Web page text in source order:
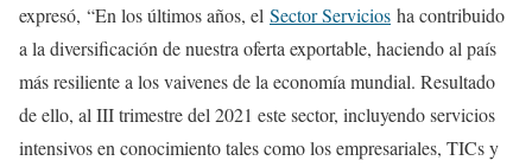
expresó, “En los últimos años, el Sector Servicios ha contribuido
a la diversificación de nuestra oferta exportable, haciendo al país
más resiliente a los vaivenes de la economía mundial. Resultado
de ello, al III trimestre del 2021 este sector, incluyendo servicios
intensivos en conocimiento tales como los empresariales, TICs y